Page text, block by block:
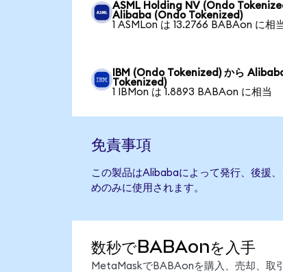
ASML Holding NV (Ondo
Alibaba (Ondo Tokenized)
1 ASMLon は 13.2766 BABAon に相
IBM (Ondo Tokenized) から
Tokenized)
1 IBMon は 1.8893 BABAon に相当
免責事項
この製品はAlibabaによって発行、後援
めのみに使用されます。
数秒でBABAonを入手
MetaMaskでBABAonを購入、売却、取